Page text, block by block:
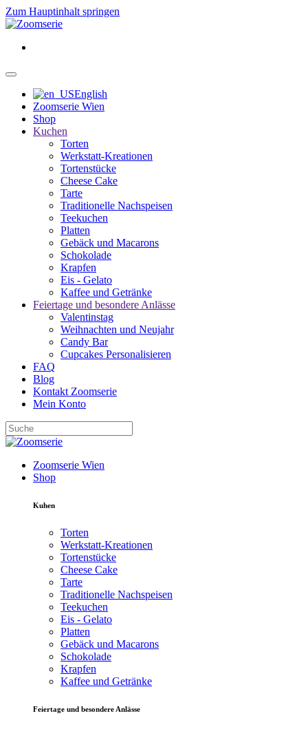
Zum Hauptinhalt springen
English
Zoomserie Wien
Shop
Kuchen
Torten
Werkstatt-Kreationen
Tortenstücke
Cheese Cake
Tarte
Traditionelle Nachspeisen
Teekuchen
Platten
Gebäck und Macarons
Schokolade
Krapfen
Eis - Gelato
Kaffee und Getränke
Feiertage und besondere Anlässe
Valentinstag
Weihnachten und Neujahr
Candy Bar
Cupcakes Personalisieren
FAQ
Blog
Kontakt Zoomserie
Mein Konto
Zoomserie Wien
Shop
Kuhen
Torten
Werkstatt-Kreationen
Tortenstücke
Cheese Cake
Tarte
Traditionelle Nachspeisen
Teekuchen
Eis - Gelato
Platten
Gebäck und Macarons
Schokolade
Krapfen
Kaffee und Getränke
Feiertage und besondere Anlässe